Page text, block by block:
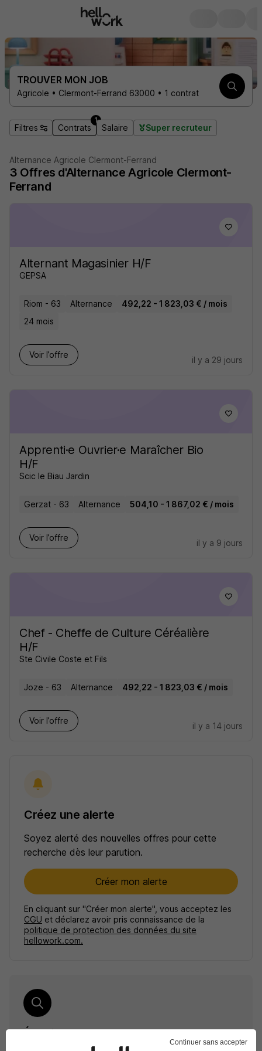
TROUVER MON JOB
Agricole • Clermont-Ferrand 63000 • 1 contrat
Filtres Contrats
1
Salaire Super recruteur
Alternance Agricole Clermont-Ferrand
3 Offres d'Alternance Agricole Clermont-
Ferrand
Alternant Magasinier H/F
GEPSA
Riom - 63 Alternance
492,22 - 1 823,03 € / mois
24 mois
Voir l’offre
il y a 29 jours
Apprenti·e Ouvrier·e Maraîcher Bio
H/F
Scic le Biau Jardin
Gerzat - 63 Alternance 504,10 - 1 867,02 € / mois
Voir l’offre
il y a 9 jours
Chef - Cheffe de Culture Céréalière
H/F
Ste Civile Coste et Fils
Joze - 63 Alternance 492,22 - 1 823,03 € / mois
Voir l’offre
il y a 14 jours
Créez une alerte
Soyez alerté des nouvelles offres pour cette
recherche dès leur parution.
Créer mon alerte
En cliquant sur "Créer mon alerte", vous acceptez les
CGU et déclarez avoir pris connaissance de la
politique de protection des données du site
hellowork.com.
Élargissez votre recherche
Continuer sans accepter